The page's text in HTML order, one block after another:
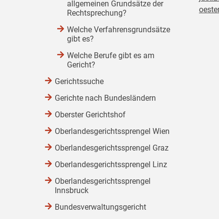
allgemeinen Grundsätze der
Rechtsprechung?
Welche Verfahrensgrundsätze
gibt es?
Welche Berufe gibt es am
Gericht?
Gerichtssuche
Gerichte nach Bundesländern
Oberster Gerichtshof
Oberlandesgerichtssprengel Wien
Oberlandesgerichtssprengel Graz
Oberlandesgerichtssprengel Linz
Oberlandesgerichtssprengel
Innsbruck
Bundesverwaltungsgericht